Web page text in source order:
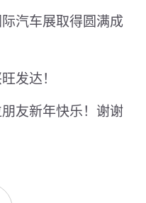
汽车展取得圆满成
发达！
友新年快乐！谢谢